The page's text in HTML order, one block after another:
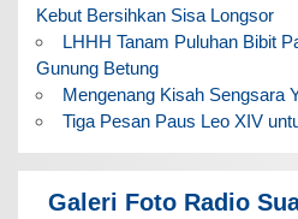
Kebut Bersihkan Sisa Longsor
LHHH Tanam Puluhan Bibit
Gunung Betung
Mengenang Kisah Sengsara
Tiga Pesan Paus Leo XIV
Galeri Foto Radio